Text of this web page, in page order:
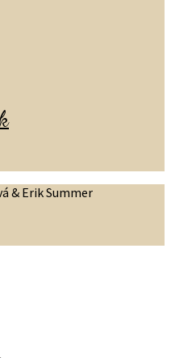
& Erik Summer